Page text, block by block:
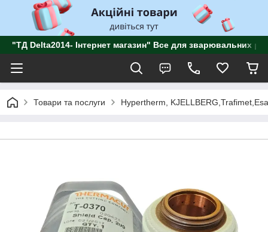
"ТД Delta2014- Інтернет магазин" Все для зварювальних
Товари та послуги Hypertherm,